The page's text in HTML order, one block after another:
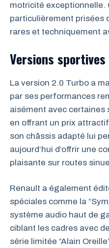
motricité exceptionnelle.
particulièrement prisées
rares et techniquement
Versions
La version 2.0 Turbo a
par ses performances
aisément avec certaines
en offrant un prix
son châssis adapté lui
aujourd’hui d’offrir une
plaisante sur routes
Renault a également
spéciales comme la
système audio haut de
ciblant les cadres avec
série limitée “Alain